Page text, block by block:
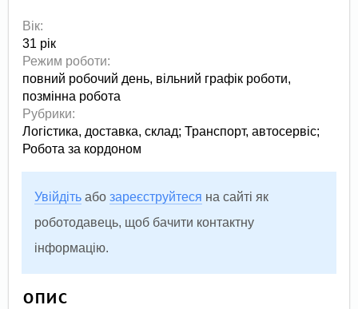
Вік:
31 рік
Режим роботи:
повний робочий день, вільний графік роботи,
позмінна робота
Рубрики:
Логістика, доставка, склад; Транспорт, автосервіс;
Робота за кордоном
Увійдіть абозареєструйтеся на сайті як
роботодавець, щоб бачити контактну
інформацію.
ОПИС